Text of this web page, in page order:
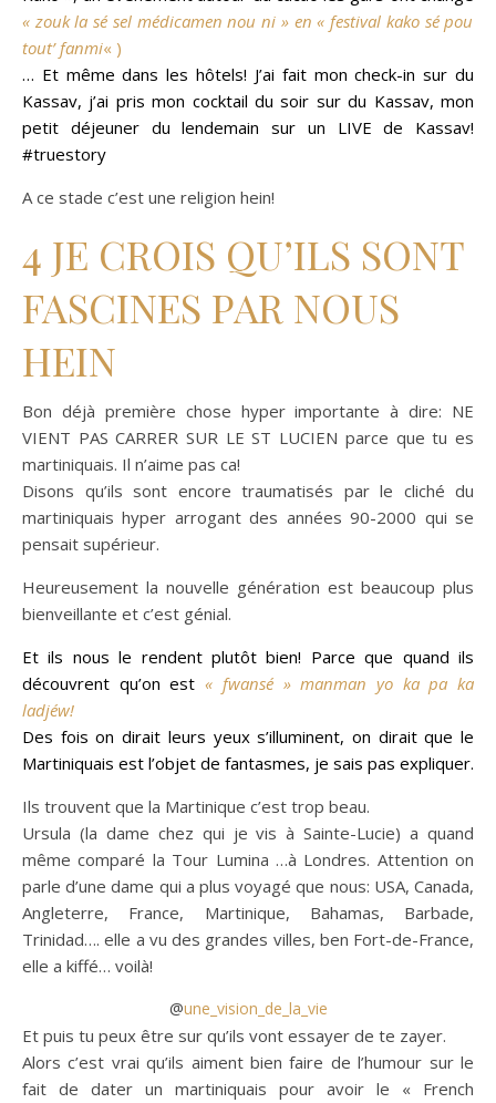
« zouk la sé sel médicamen nou ni » en « festival kako sé pou
tout’ fanmi« )
… Et même dans les hôtels! J’ai fait mon check-in sur du
Kassav, j’ai pris mon cocktail du soir sur du Kassav, mon
petit déjeuner du lendemain sur un LIVE de Kassav!
#truestory
A ce stade c’est une religion hein!
4 JE CROIS QU’ILS SONT
FASCINES PAR NOUS
HEIN
Bon déjà première chose hyper importante à dire: NE
VIENT PAS CARRER SUR LE ST LUCIEN parce que tu es
martiniquais. Il n’aime pas ca!
Disons qu’ils sont encore traumatisés par le cliché du
martiniquais hyper arrogant des années 90-2000 qui se
pensait supérieur.
Heureusement la nouvelle génération est beaucoup plus
bienveillante et c’est génial.
Et ils nous le rendent plutôt bien! Parce que quand ils
découvrent qu’on est« fwansé » manman yo ka pa ka
ladjéw!
Des fois on dirait leurs yeux s’illuminent, on dirait que le
Martiniquais est l’objet de fantasmes, je sais pas expliquer.
Ils trouvent que la Martinique c’est trop beau.
Ursula (la dame chez qui je vis à Sainte-Lucie) a quand
même comparé la Tour Lumina …à Londres. Attention on
parle d’une dame qui a plus voyagé que nous: USA, Canada,
Angleterre, France, Martinique, Bahamas, Barbade,
Trinidad…. elle a vu des grandes villes, ben Fort-de-France,
elle a kiffé… voilà!
@une_vision_de_la_vie
Et puis tu peux être sur qu’ils vont essayer de te zayer.
Alors c’est vrai qu’ils aiment bien faire de l’humour sur le
fait de dater un martiniquais pour avoir le « French